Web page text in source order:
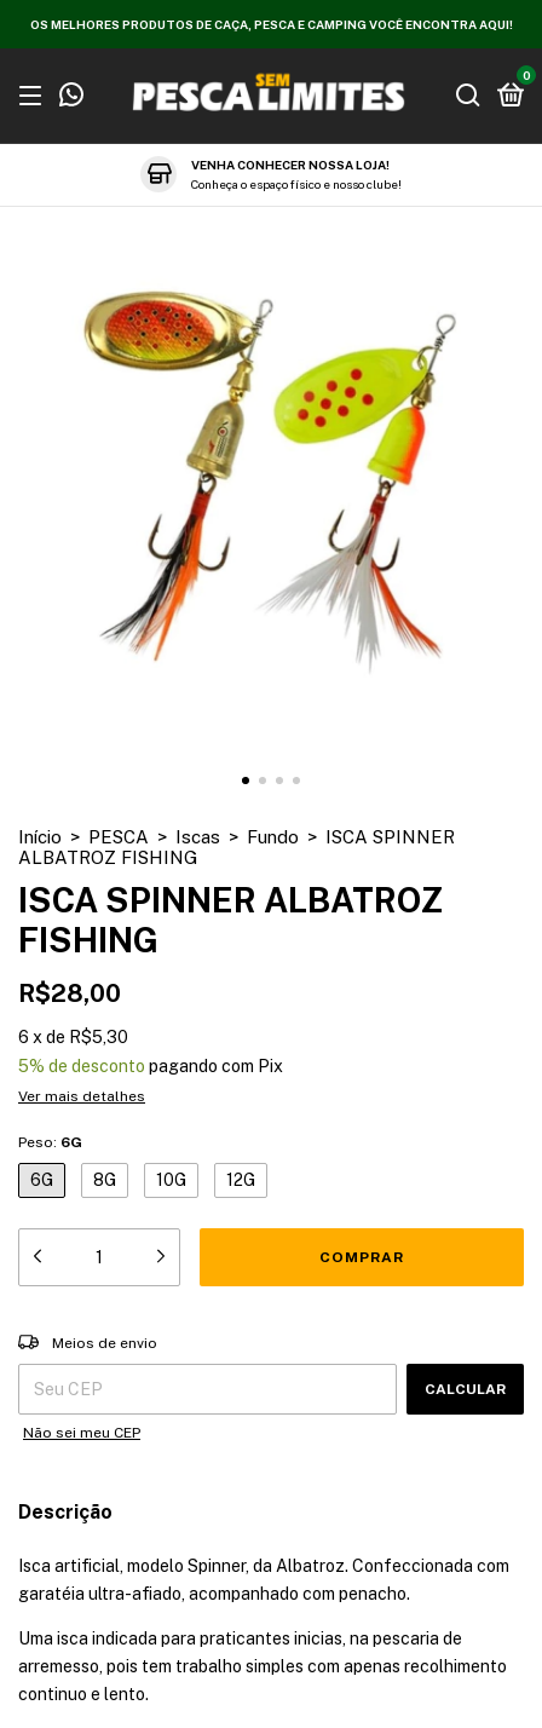
OS MELHORES PRODUTOS DE CAÇA, PESCA E CAMPING VOCÊ ENCONTRA AQUI!
0
VENHA CONHECER NOSSA LOJA!
Conheça o espaço físico e nosso clube!
Início > PESCA > Iscas > Fundo > ISCA SPINNER
ALBATROZ FISHING
ISCA SPINNER ALBATROZ
FISHING
R$28,00
6 x de R$5,30
5% de desconto pagando com Pix
Ver mais detalhes
Peso: 6G
6G 8G 10G 12G
Entregas para o CEP:
Meios de envio
CALCULAR
Não sei meu CEP
Descrição
Isca artificial, modelo Spinner, da Albatroz. Confeccionada com
garatéia ultra-afiado, acompanhado com penacho.
Uma isca indicada para praticantes inicias, na pescaria de
arremesso, pois tem trabalho simples com apenas recolhimento
continuo e lento.